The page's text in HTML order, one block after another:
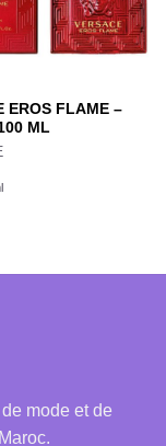
EROS FLAME –
ML
mode et de